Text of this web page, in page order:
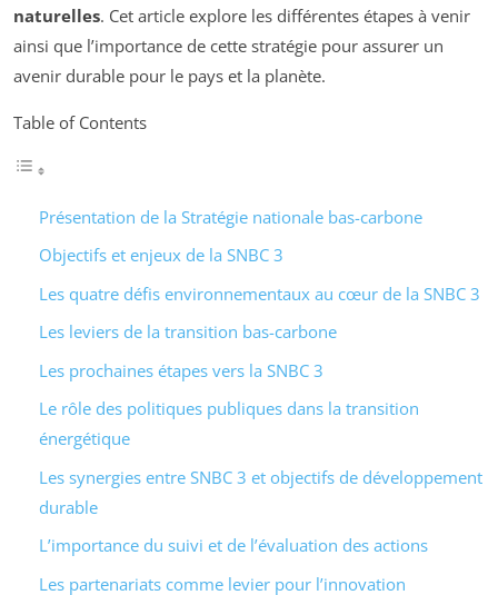
naturelles. Cet article explore les différentes étapes à venir
ainsi que l’importance de cette stratégie pour assurer un
avenir durable pour le pays et la planète.
Table of Contents
Présentation de la Stratégie nationale bas-carbone
Objectifs et enjeux de la SNBC 3
Les quatre défis environnementaux au cœur de la SNBC 3
Les leviers de la transition bas-carbone
Les prochaines étapes vers la SNBC 3
Le rôle des politiques publiques dans la transition
énergétique
Les synergies entre SNBC 3 et objectifs de développement
durable
L’importance du suivi et de l’évaluation des actions
Les partenariats comme levier pour l’innovation